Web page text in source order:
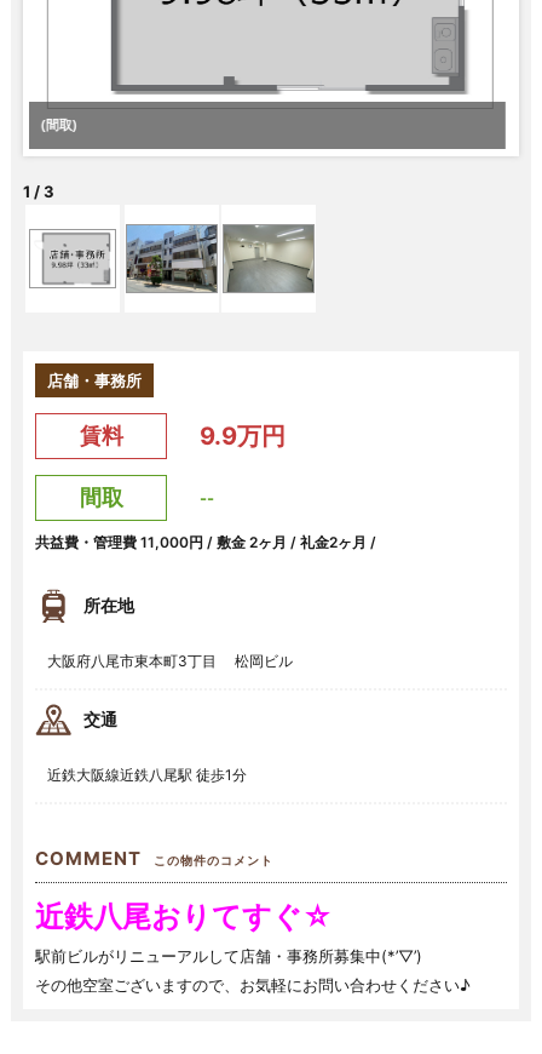
(間取)
1 /3
店舗・事務所
賃料 9.9万円
間取 --
共益費・管理費 11,000円 / 敷金 2ヶ月 / 礼金2ヶ月 /
所在地
大阪府八尾市東本町3丁目 松岡ビル
交通
近鉄大阪線近鉄八尾駅 徒歩1分
COMMENT この物件のコメント
近鉄八尾おりてすぐ☆
駅前ビルがリニューアルして店舗・事務所募集中(*’▽’)
その他空室ございますので、お気軽にお問い合わせください♪